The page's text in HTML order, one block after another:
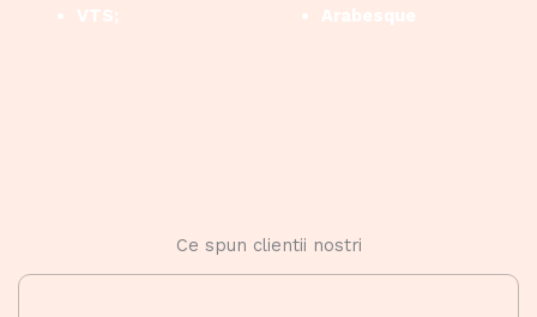
VTS;
Arabesque
Ce spun clientii nostri